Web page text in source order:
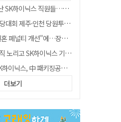
스 직원들…3500명 모여 '새 노조' 만든다
인천 당원투표서 승리…누적 득표는 '초박빙'
"에…장동혁 "그 페널티 만든 게 이 정권"
SK하이닉스 기밀 빼돌려…결국 실형
, 中 패키징공장 지분매각 등 검토"
…"현재 자유대한민국 여러 면에서 어려움"
솝 사업단…자개소품 만들기 문화체험 운영
더보기